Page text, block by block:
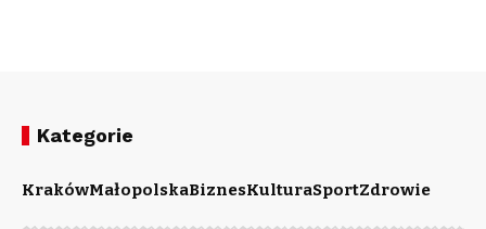
Kategorie
KrakówMałopolskaBiznesKulturaSportZdrowie